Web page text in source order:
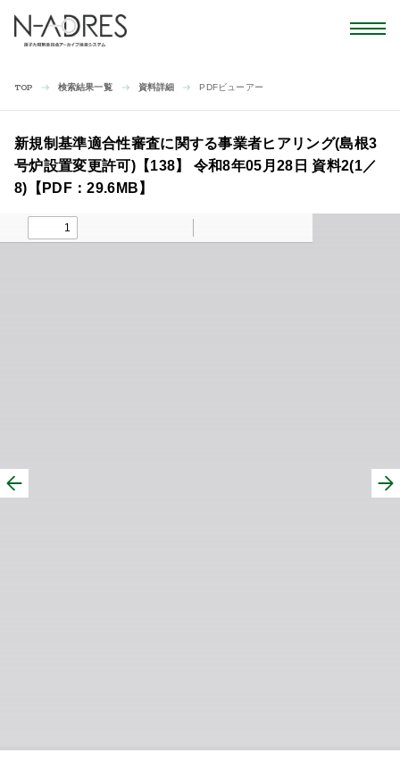
TOP 検索結果一覧 資料詳細 PDFビューアー
新規制基準適合性審査に関する事業者ヒアリング(島根3
号炉設置変更許可)【138】 令和8年05月28日 資料2(1／
8)【PDF：29.6MB】